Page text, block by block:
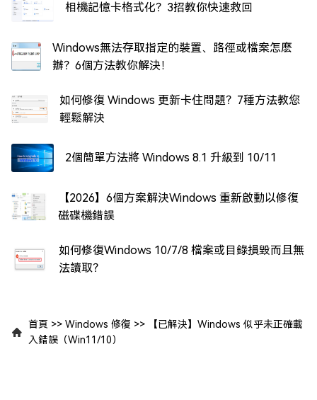
相機記憶卡格式化？3招教你快速救回
Windows無法存取指定的裝置、路徑或檔案怎麽
辦？6個方法教你解決！
如何修復 Windows 更新卡住問題？7種方法教您
輕鬆解決
2個簡單方法將 Windows 8.1 升級到 10/11
【2026】6個方案解決Windows 重新啟動以修復
磁碟機錯誤
如何修復Windows 10/7/8 檔案或目錄損毀而且無
法讀取？
首頁 >> Windows 修復 >>
【已解決】Windows 似乎未正確載
入錯誤（Win11/10）